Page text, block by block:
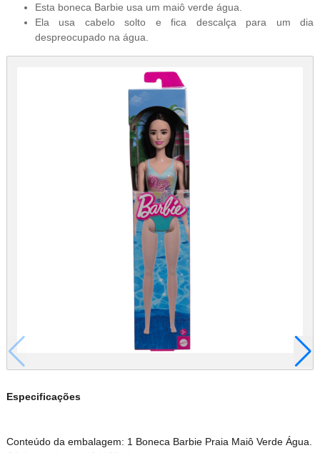
Esta boneca Barbie usa um maiô verde água.
Ela usa cabelo solto e fica descalça para um dia
despreocupado na água.
Especificações
Conteúdo da embalagem: 1 Boneca Barbie Praia Maiô Verde Água.